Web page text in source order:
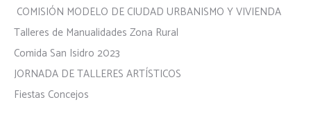
COMISIÓN MODELO DE CIUDAD URBANISMO Y VIVIENDA
Talleres de Manualidades Zona Rural
Comida San Isidro 2023
JORNADA DE TALLERES ARTÍSTICOS
Fiestas Concejos